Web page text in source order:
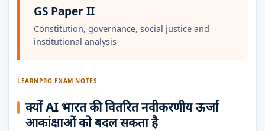
GS Paper II
Constitution, governance, social justice and
institutional analysis
LEARNPRO EXAM NOTES
क्यों AI भारत की वितरित नवीकरणीय ऊर्जा
आकांक्षाओं को बदल सकता है